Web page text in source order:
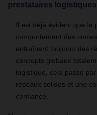
prestataires
Il est déjà évident que la
comportement des
entraînent toujours des
concepts globaux
logistique, cela passe
réseaux solides et une
confiance.